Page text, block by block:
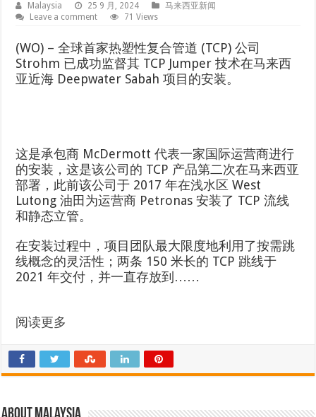
Malaysia 25 9 月, 2024
马来西亚新闻
Leave a comment
71 Views
(WO) – 全球首家热塑性复合管道 (TCP) 公司
Strohm 已成功监督其 TCP Jumper 技术在马来西
亚近海 Deepwater Sabah 项目的安装。
这是承包商 McDermott 代表一家国际运营商进行
的安装，这是该公司的 TCP 产品第二次在马来西亚
部署，此前该公司于 2017 年在浅水区 West
Lutong 油田为运营商 Petronas 安装了 TCP 流线
和静态立管。
在安装过程中，项目团队最大限度地利用了按需跳
线概念的灵活性；两条 150 米长的 TCP 跳线于
2021 年交付，并一直存放到……
阅读更多